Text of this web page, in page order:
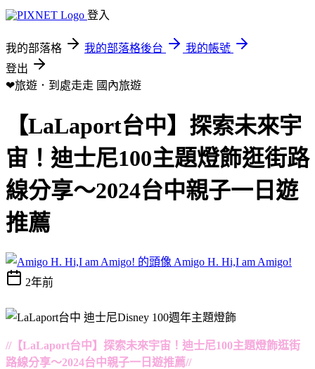
登入
我的部落格 我的部落格後台
我的帳號
登出
❤旅遊．到處走走 國內旅遊
【LaLaport台中】探索未來宇
宙！迪士尼100主題燈飾逛街路
線分享～2024台中親子一日遊
推薦
Amigo H. Hi,I am Amigo!
2年前
//【LaLaport台中】探索未來宇宙！迪士尼100主題燈飾逛街
路線分享～2024台中親子一日遊推薦//